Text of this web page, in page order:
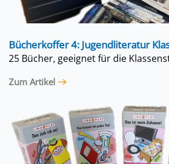
Bücherkoffer 4: Jugendliteratur
25 Bücher, geeignet für die
Zum Artikel